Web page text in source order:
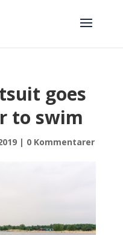
goes
to swim
| 0 Kommentarer